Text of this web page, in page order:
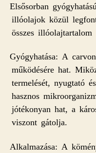
Elsősorban
illóolajok közül
összes
Gyógyhatása: A
működésére hat.
termelését, nyugtató
hasznos
jótékonyan hat, a
viszont gátolja.
Alkalmazása: A